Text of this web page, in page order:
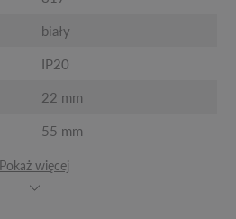
biały
IP20
22 mm
55 mm
Pokaż więcej